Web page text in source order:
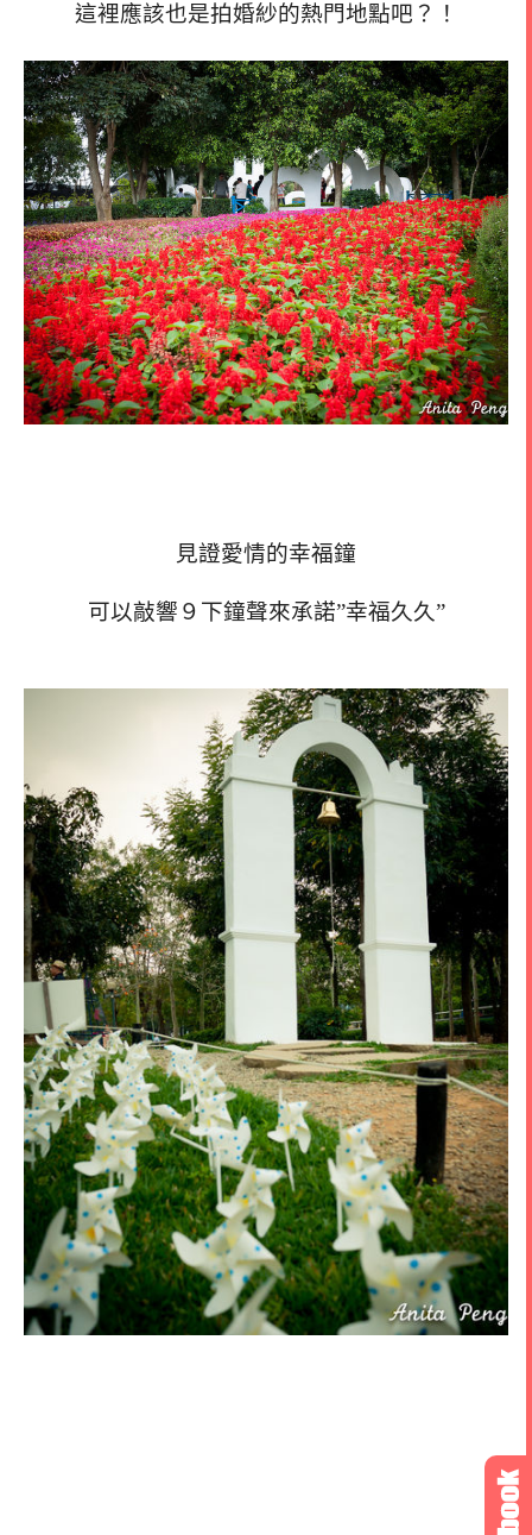
這裡應該也是拍婚紗的熱門地點吧？！
見證愛情的幸福鐘
可以敲響９下鐘聲來承諾”幸福久久”